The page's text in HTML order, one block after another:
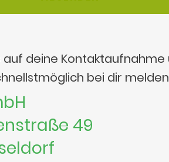
auf deine Kontaktaufnahme
bei dir
49